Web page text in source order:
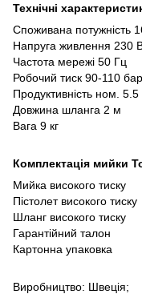
Технічні
Споживана потужність
Напруга живлення 230
Частота мережі 50 Гц
Робочий тиск 90-110 бар
Продуктивність ном.
Довжина шланга 2 м
Вага 9 кг
Комплектація мийки
Мийка високого тиску
Пістолет високого тиску
Шланг високого тиску
Гарантійний талон
Картонна упаковка
Виробництво: Швеція;